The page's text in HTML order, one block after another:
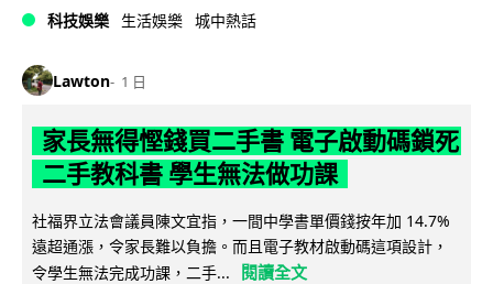
科技娛樂 生活娛樂 城中熱話
Lawton 1 日
家長無得慳錢買二手書 電子啟動碼鎖死
二手教科書 學生無法做功課
社福界立法會議員陳文宜指，一間中學書單價錢按年加 14.7%
遠超通漲，令家長難以負擔。而且電子教材啟動碼這項設計，
令學生無法完成功課，二手...
閱讀全文